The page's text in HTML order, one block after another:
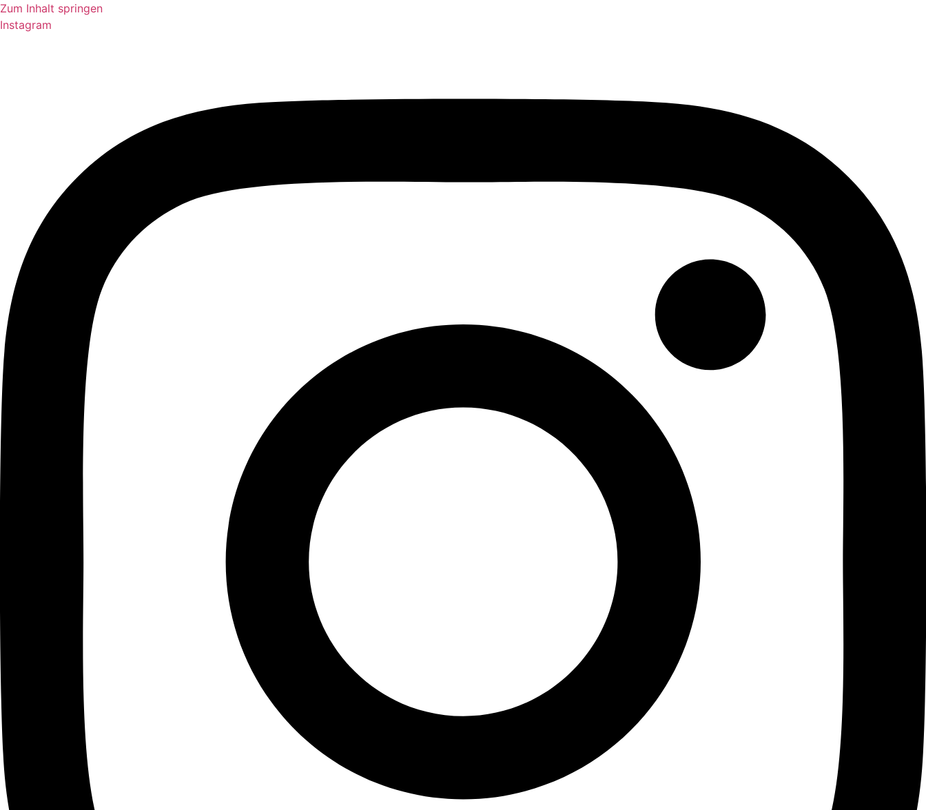
Zum Inhalt springen
Instagram